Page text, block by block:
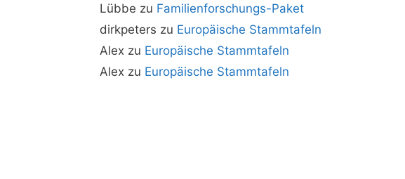
Lübbe zu Familienforschungs-Paket
dirkpeters zu Europäische Stammtafeln
Alex zu Europäische Stammtafeln
Alex zu Europäische Stammtafeln